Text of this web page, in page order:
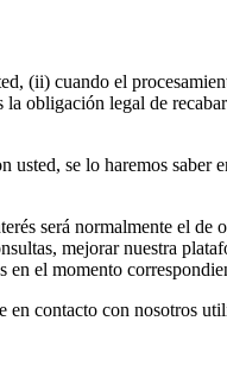
(ii) cuando el
obligación legal de
se lo haremos
será normalmente el de
mejorar nuestra
el momento
en contacto con nosotros